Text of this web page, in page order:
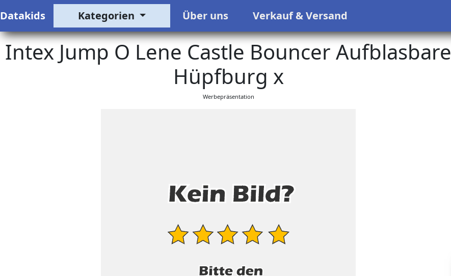
Datakids Kategorien Über uns Verkauf & Versand
Intex Jump O Lene Castle Bouncer Aufblasbare
Hüpfburg x
Werbepräsentation